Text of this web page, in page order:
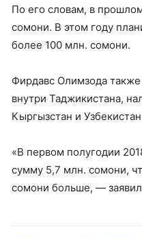
По его словам, в
сомони. В этом году
более 100 млн. сомони.
Фирдавс Олимзода
внутри Таджикистана,
Кыргызстан и
«В первом полугодии
сумму 5,7 млн. сомони,
сомони больше, —